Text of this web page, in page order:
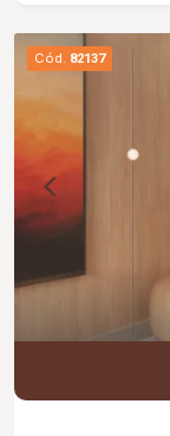
Cód. 82137